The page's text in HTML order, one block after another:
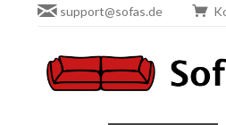
support@sofas.de